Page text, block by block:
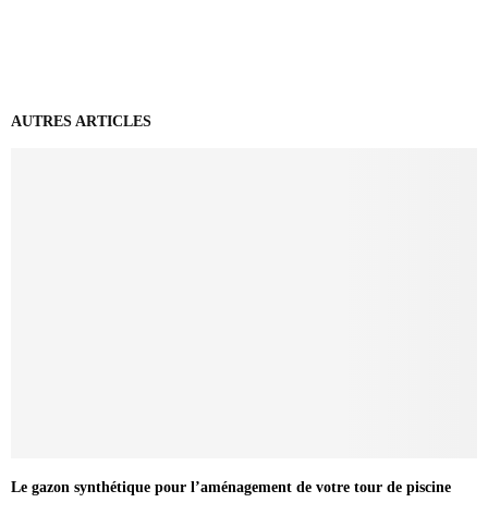
AUTRES ARTICLES
Le gazon synthétique pour l’aménagement de votre tour de piscine